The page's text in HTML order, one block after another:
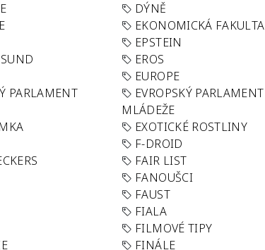
DÝNĚ
EKONOMICKÁ FAKULTA
EPSTEIN
EROS
EUROPE
PARLAMENT
EVROPSKÝ PARLAMENT
MLÁDEŽE
EXOTICKÉ ROSTLINY
F-DROID
FAIR LIST
FANOUŠCI
FAUST
FIALA
FILMOVÉ TIPY
FINÁLE